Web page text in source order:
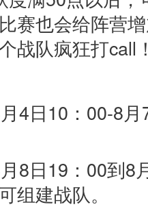
赛也会给阵营
战队疯狂打call
4日10：00-8
8日19：00到
组建战队。